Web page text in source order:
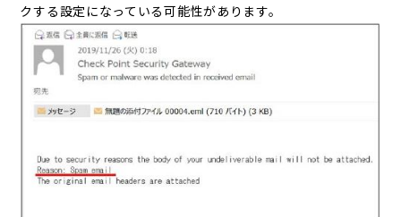
クする設定になっている可能性があります。